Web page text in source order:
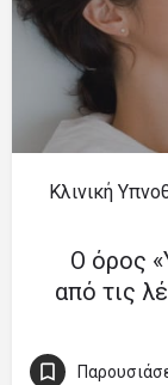
Κλινική
Ο όρος
από τις